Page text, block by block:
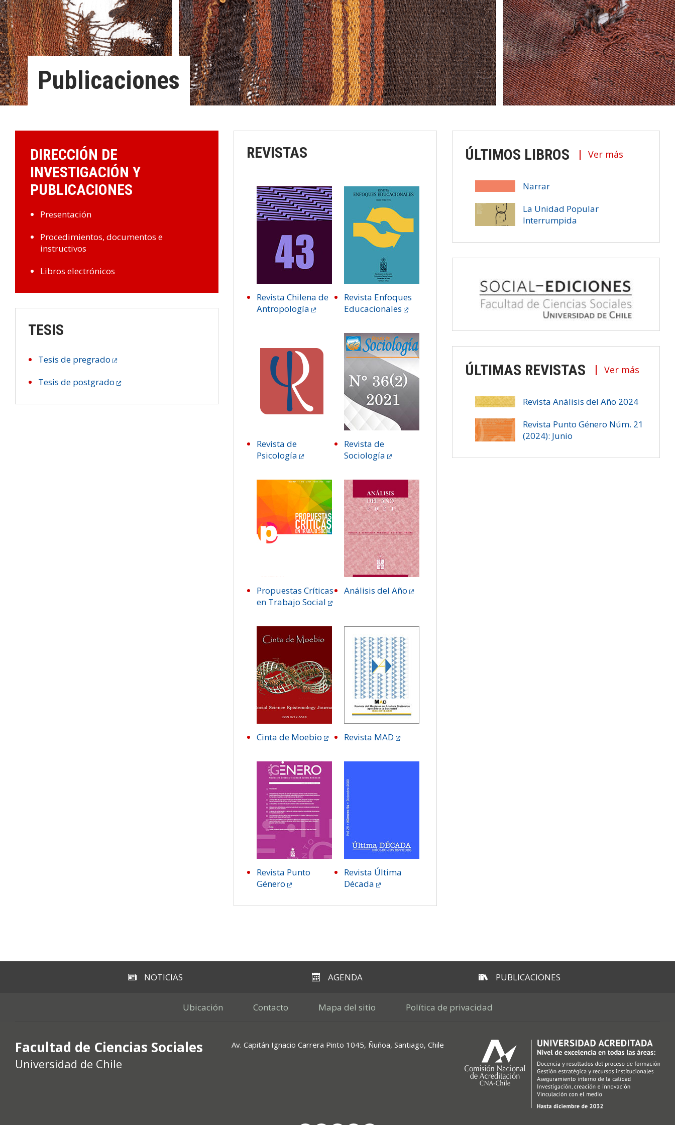
Publicaciones
DIRECCIÓN DE
INVESTIGACIÓN Y
PUBLICACIONES
Presentación
Procedimientos, documentos e
instructivos
Libros electrónicos
TESIS
Tesis de pregrado
Tesis de postgrado
REVISTAS
Revista Chilena de
Antropología
Revista Enfoques
Educacionales
Revista de
Psicología
Revista de
Sociología
Propuestas Críticas
en Trabajo Social
Análisis del Año
Cinta de Moebio Revista MAD
Revista Punto
Género
Revista Última
Década
ÚLTIMOS LIBROS Ver más
Narrar
La Unidad Popular
Interrumpida
ÚLTIMAS REVISTAS Ver más
Revista Análisis del Año 2024
Revista Punto Género Núm. 21
(2024): Junio
NOTICIAS AGENDA PUBLICACIONES
Ubicación Contacto Mapa del sitio Política de privacidad
Facultad de Ciencias Sociales
Universidad de Chile
Av. Capitán Ignacio Carrera Pinto 1045, Ñuñoa, Santiago, Chile